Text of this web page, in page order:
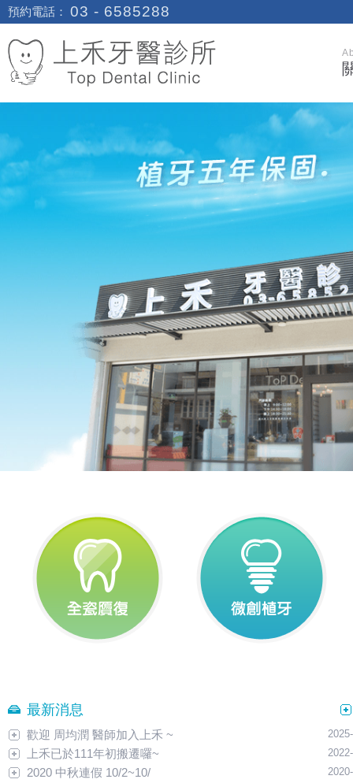
預約電話： 03 - 6585288
最新消息
歡迎 周均潤 醫師加入上禾 ~
上禾已於111年初搬遷囉~
2020 中秋連假 10/2~10/